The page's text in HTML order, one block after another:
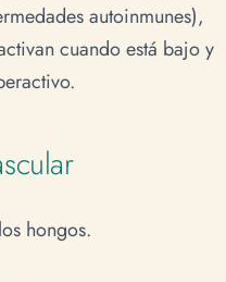
autoinmunes),
cuando está bajo y
hongos.